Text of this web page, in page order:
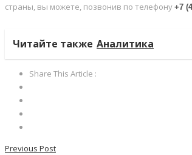
страны, вы можете, позвонив по телефону +7
Читайте также Аналитика
Share This Article :
Previous Post